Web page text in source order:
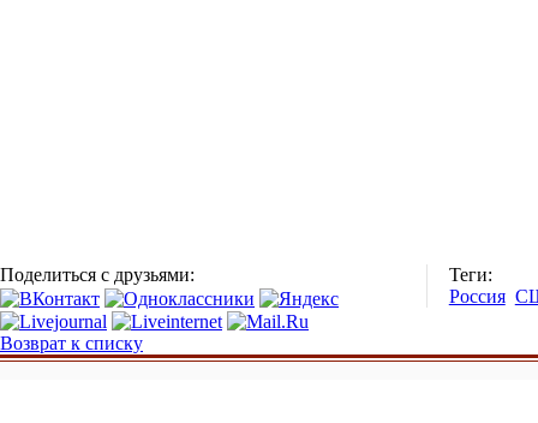
Поделиться с друзьями:
Теги:
Россия
Возврат к списку